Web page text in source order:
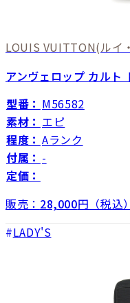
LOUIS VUITTON(ルイ
アンヴェロップ カルト
型番： M56582
素材： エピ
程度： Aランク
付属： -
定価：
販売： 28,000円（税込）
LADY'S